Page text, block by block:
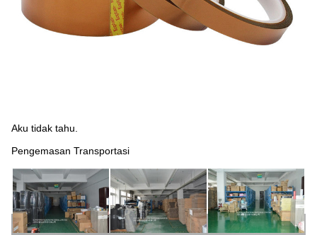
Aku tidak tahu.
Pengemasan Transportasi